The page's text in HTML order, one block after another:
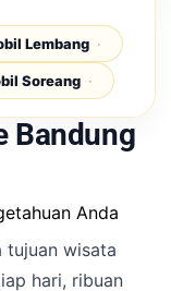
Lembang
Soreang
Bandung
Anda
tujuan wisata
hari, ribuan